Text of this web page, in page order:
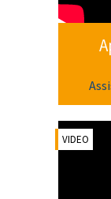
VIDEO